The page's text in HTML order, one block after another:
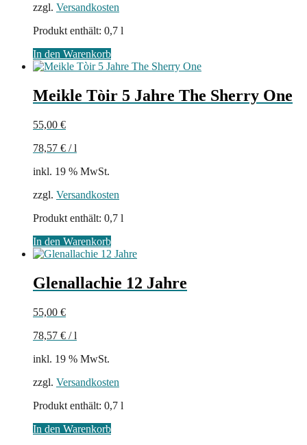
zzgl. Versandkosten
Produkt enthält: 0,7 l
In den Warenkorb
Meikle Tòir 5 Jahre The Sherry One
55,00 €
78,57 € /l
inkl. 19 % MwSt.
zzgl. Versandkosten
Produkt enthält: 0,7 l
In den Warenkorb
Glenallachie 12 Jahre
55,00 €
78,57 € /l
inkl. 19 % MwSt.
zzgl. Versandkosten
Produkt enthält: 0,7 l
In den Warenkorb